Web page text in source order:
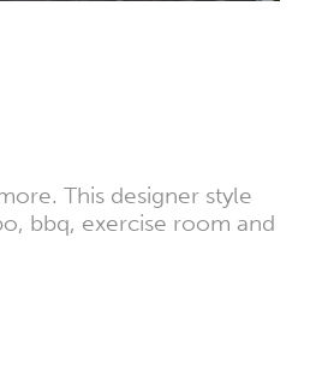
This designer style
bbq, exercise room and